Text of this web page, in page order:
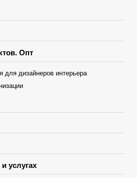
Опт
для дизайнеров интерьера
услугах